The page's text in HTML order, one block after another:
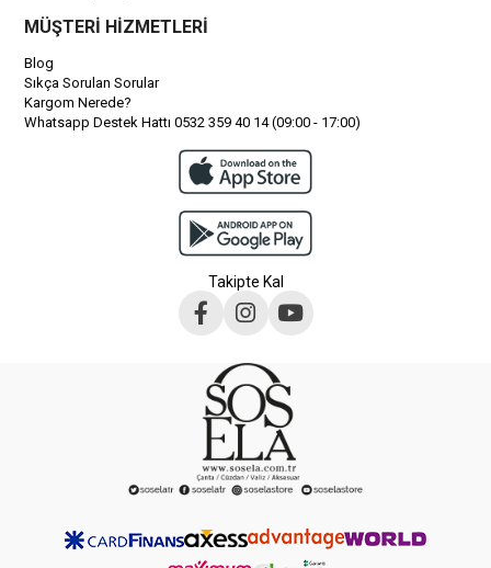
MÜŞTERİ HİZMETLERİ
Blog
Sıkça Sorulan Sorular
Kargom Nerede?
Whatsapp Destek Hattı 0532 359 40 14 (09:00 - 17:00)
Takipte Kal